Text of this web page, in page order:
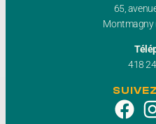
65,
Montmagny
418